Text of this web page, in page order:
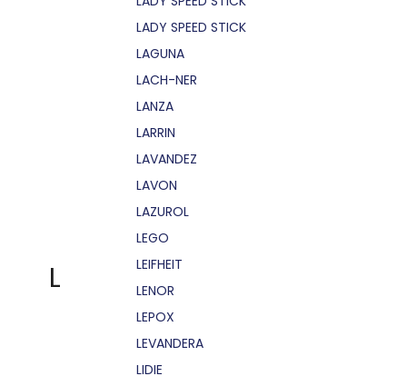
L
LADY SPEED STICK
LAGUNA
LACH-NER
LANZA
LARRIN
LAVANDEZ
LAVON
LAZUROL
LEGO
LEIFHEIT
LENOR
LEPOX
LEVANDERA
LIDIE